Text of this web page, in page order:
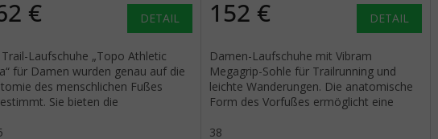
€ DETAIL
Trail-Laufschuhe „Topo Athletic
für Damen wurden genau auf die
des menschlichen Fußes
Sie bieten die
152 € DETAIL
Damen-Laufschuhe mit Vibram
Megagrip-Sohle für Trailrunning und
leichte Wanderungen. Die anatomische
Form des Vorfußes ermöglicht eine
38